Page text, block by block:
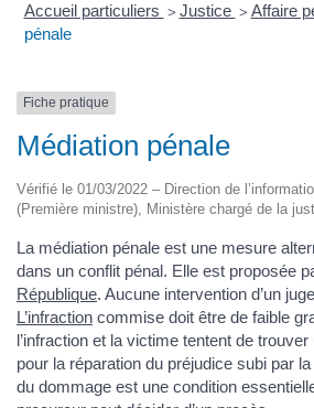
Accueil particuliers > Justice > Affaire
pénale
Fiche pratique
Médiation pénale
Vérifié le 01/03/2022 – Direction de
(Première ministre), Ministère chargé de la
La médiation pénale est une mesure
dans un conflit pénal. Elle est proposée
République. Aucune intervention d’un
L’infraction commise doit être de faible
l’infraction et la victime tentent de
pour la réparation du préjudice subi par
du dommage est une condition